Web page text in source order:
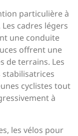
particulière à
cadres légers
une conduite
offrent une
de terrains. Les
cyclistes tout
à
les vélos pour